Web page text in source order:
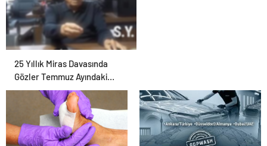
25 Yıllık Miras Davasında
Gözler Temmuz Ayındaki
Karar Duruşmasına Çevrildi